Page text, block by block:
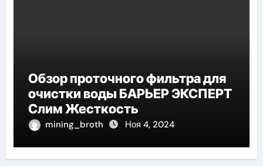
Обзор проточного фильтра для
очистки воды БАРЬЕР ЭКСПЕРТ
Слим Жесткость
mining_broth Ноя 4, 2024